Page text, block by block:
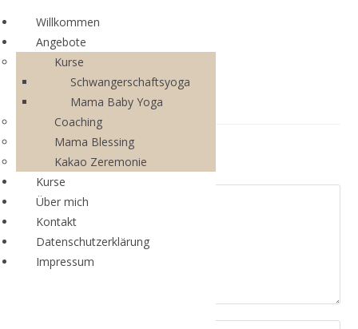
Schreibe einen Kommentar
Willkommen
Angebote
Kurse
Schwangerschaftsyoga
Mama Baby Yoga
Coaching
Mama Blessing
Kakao Zeremonie
Kurse
Über mich
Kontakt
Datenschutzerklärung
Impressum